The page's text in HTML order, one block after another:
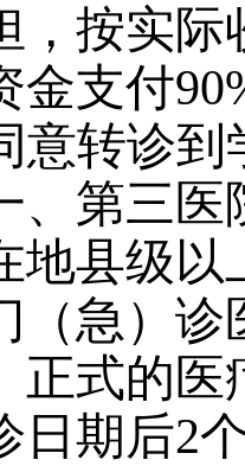
，按实
金支付90
意转诊
、第三
地县级
（急）
正式的
日期后2